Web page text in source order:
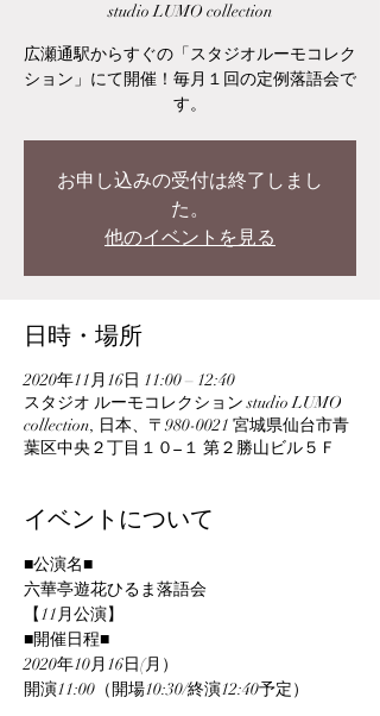
studio LUMO collection
広瀬通駅からすぐの「スタジオルーモコレク
ション」にて開催！毎月１回の定例落語会で
す。
お申し込みの受付は終了しまし
た。
他のイベントを見る
日時・場所
2020年11月16日 11:00 – 12:40
スタジオ ルーモコレクション studio LUMO
collection, 日本、〒980-0021 宮城県仙台市青
葉区中央２丁目１０−１ 第２勝山ビル５Ｆ
イベントについて
■公演名■
六華亭遊花ひるま落語会
【11月公演】
■開催日程■
2020年10月16日(月）
開演11:00（開場10:30/終演12:40予定）